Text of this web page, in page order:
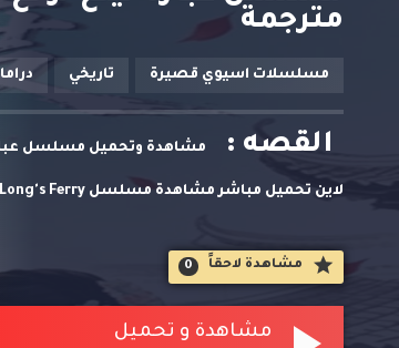
مترجمة
مسلسلات اسيوي قصيرة تاريخي دراما
القصه :
لاين تحميل مباشر مشاهدة مسلسل Ling Long's Ferry عبارة لينغ لونغ حلقة 20 مترجمة
مشاهدة لاحقاََ 0
مشاهدة و تحميل